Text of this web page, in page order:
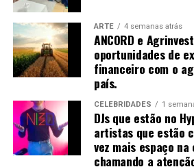
Uma vez que o de-qi é observado,
utilizadas para “influenciar” o de-qi:
através de certa manipulação, o de-
supostamente, ser transferido do
locais mais distantes do corpo.
objetivam “tonificar” (chinês: 补;
(chinês: 泄; pinyin: xiè) o qi.
As primeiras técnicas são usadas
deficiência, as últimas em padrões de
ARTE 4 semanas atrás
ANCORD e
oportunidades de
financeiro com o
país.
CELEBRIDADES 1
DJs que estão no
artistas que estão
vez mais espaço
chamando a